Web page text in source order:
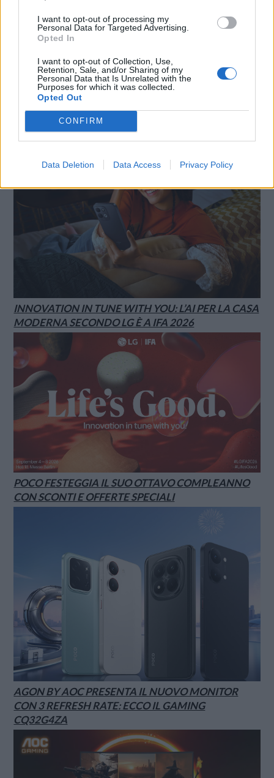
I want to opt-out of processing my
Personal Data for Targeted Advertising.
Opted In
I want to opt-out of Collection, Use,
Retention, Sale, and/or Sharing of my
Personal Data that Is Unrelated with the
Purposes for which it was collected.
Opted Out
CONFIRM
Data Deletion Data Access Privacy Policy
SMARTPHONE E NON SOLO: TECNOGAZZETTA
XIAOMI PRESENTA I NUOVI REDMI 17 SERIES,
FOCUS SU AUTONOMIA E INTRATTENIMENTO
INNOVATION IN TUNE WITH YOU: L’AI PER LA CASA
MODERNA SECONDO LG È A IFA 2026
POCO FESTEGGIA IL SUO OTTAVO COMPLEANNO
CON SCONTI E OFFERTE SPECIALI
AGON BY AOC PRESENTA IL NUOVO MONITOR
CON 3 REFRESH RATE: ECCO IL GAMING
CQ32G4ZA